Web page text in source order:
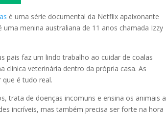
é uma série documental da Netflix apaixonante
menina australiana de 11 anos chamada Izzy
pais faz um lindo trabalho ao cuidar de coalas
clínica veterinária dentro da própria casa. As
é tudo real.
trata de doenças incomuns e ensina os animais a
incríveis, mas também precisa ser forte na hora